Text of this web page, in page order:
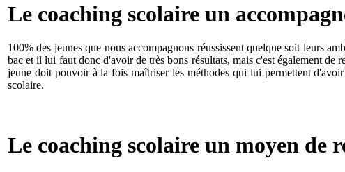
Le coaching scolaire un
100% des jeunes que nous accompagnons réussissent quelque soit leurs
bac et il lui faut donc d'avoir de très bons résultats, mais c'est également
jeune doit pouvoir à la fois maîtriser les méthodes qui lui permettent
scolaire.
Le coaching scolaire un moyen de